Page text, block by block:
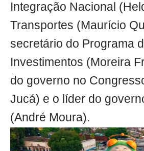
Integração Nacional
Transportes (Maurício
secretário do Programa
Investimentos (Moreira
do governo no
Jucá) e o líder do
(André Moura).